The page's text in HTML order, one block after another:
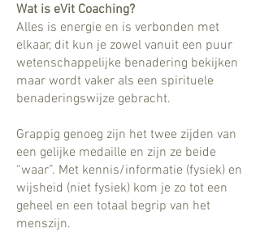
Wat is eVit Coaching?
Alles is energie en is verbonden met
elkaar, dit kun je zowel vanuit een puur
wetenschappelijke benadering bekijken
maar wordt vaker als een spirituele
benaderingswijze gebracht.
Grappig genoeg zijn het twee zijden van
een gelijke medaille en zijn ze beide
“waar”. Met kennis/informatie (fysiek) en
wijsheid (niet fysiek) kom je zo tot een
geheel en een totaal begrip van het
menszijn.